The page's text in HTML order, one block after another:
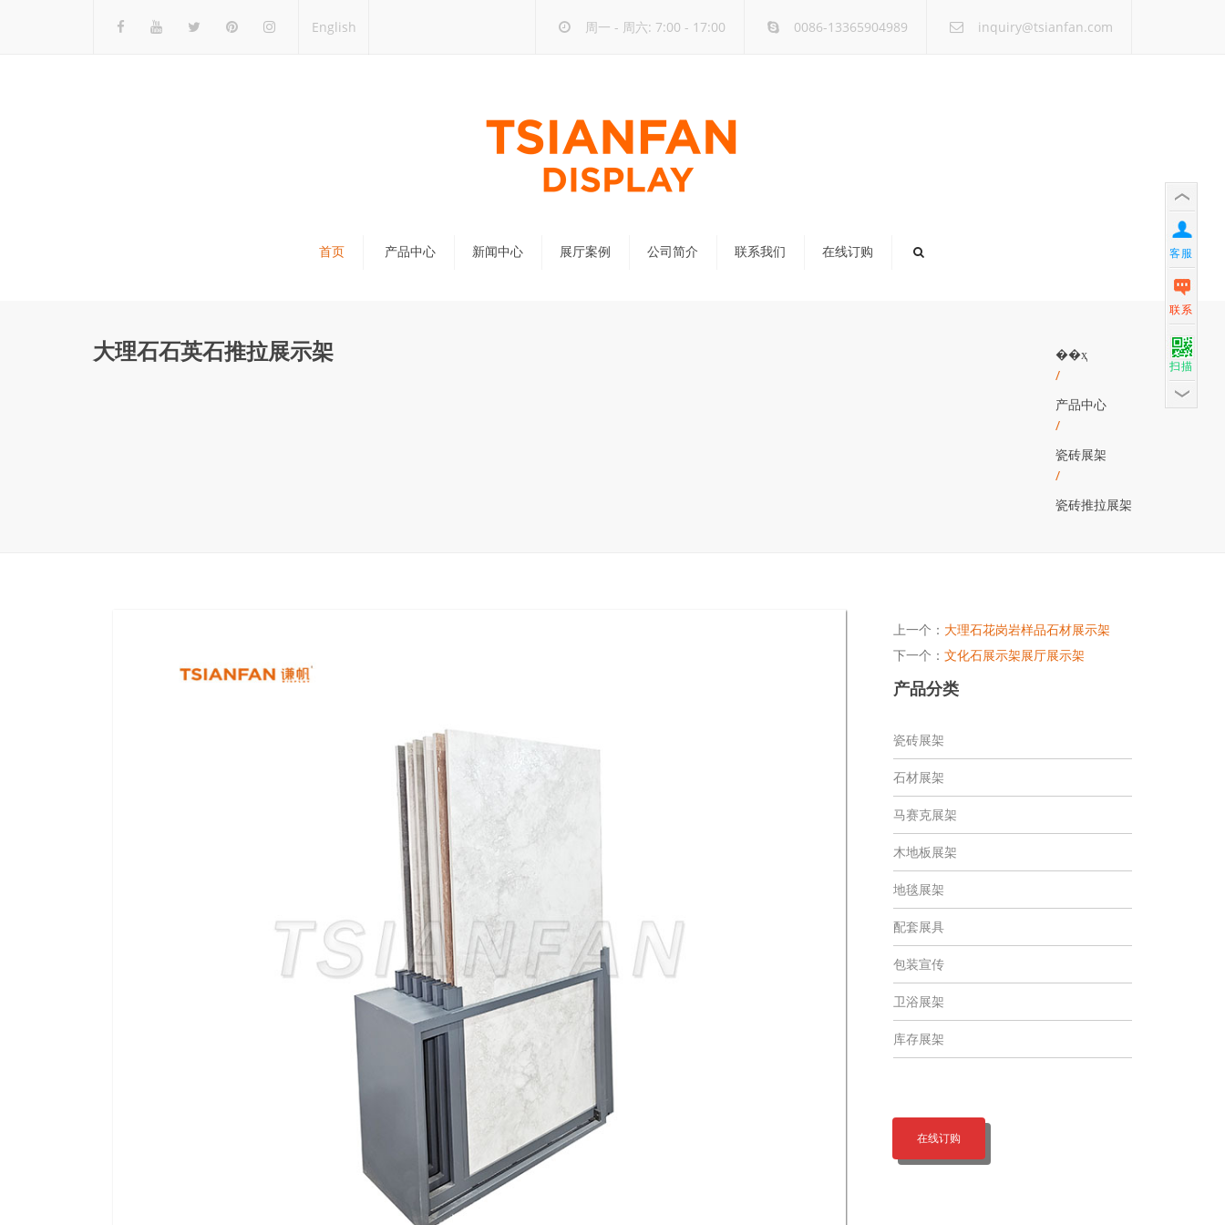
English 周一 - 周六: 7:00 - 17:00 0086-13365904989 inquiry@tsianfan.com
首页 产品中心 新闻中心 展厅案例 公司简介 联系我们 在线订购
大理石石英石推拉展示架
��ҳ
/
产品中心
/
瓷砖展架
/
瓷砖推拉展架
上一个： 大理石花岗岩样品石材展示架
下一个： 文化石展示架展厅展示架
产品分类
瓷砖展架
石材展架
马赛克展架
木地板展架
地毯展架
配套展具
包装宣传
卫浴展架
库存展架
在线订购
客服
联系
扫描